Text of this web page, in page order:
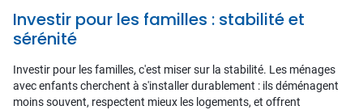
Investir pour les familles : stabilité et
sérénité
Investir pour les familles, c'est miser sur la stabilité. Les ménages
avec enfants cherchent à s'installer durablement : ils déménagent
moins souvent, respectent mieux les logements, et offrent